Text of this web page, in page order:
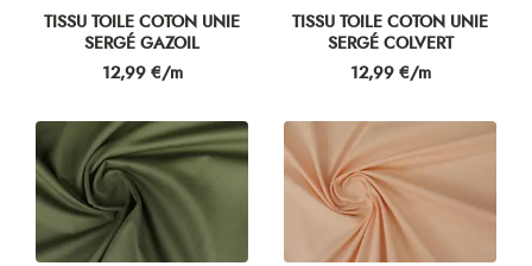
TISSU TOILE COTON UNIE
SERGÉ GAZOIL
Prix
12,99 €/m
TISSU TOILE COTON UNIE
SERGÉ COLVERT
Prix
12,99 €/m